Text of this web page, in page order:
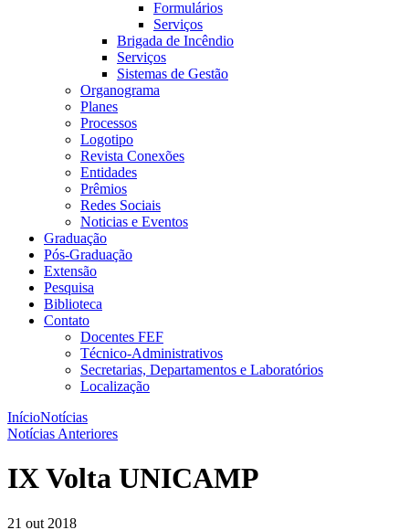
Formulários
Serviços
Brigada de Incêndio
Serviços
Sistemas de Gestão
Organograma
Planes
Processos
Logotipo
Revista Conexões
Entidades
Prêmios
Redes Sociais
Noticias e Eventos
Graduação
Pós-Graduação
Extensão
Pesquisa
Biblioteca
Contato
Docentes FEF
Técnico-Administrativos
Secretarias, Departamentos e Laboratórios
Localização
InícioNotícias
Notícias Anteriores
IX Volta UNICAMP
21 out 2018